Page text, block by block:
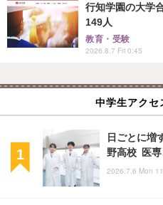
行知学園の大学
149人
教育・受験
2026.8.7 Fri 0:45
中学生アクセ
日ごとに増
野高校 医専
2026.7.6 Mon